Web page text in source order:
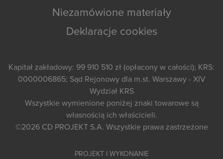
Niezamówione materiały
Deklaracje cookies
Kapitał zakładowy: 99 910 510 zł (opłacony w całości); KRS:
0000006865; Sąd Rejonowy dla m.st. Warszawy - XIV
Wydział KRS
Wszystkie wymienione poniżej znaki towarowe są
własnością ich właścicieli.
©2026 CD PROJEKT S.A. Wszystkie prawa zastrzeżone
PROJEKT I WYKONANIE